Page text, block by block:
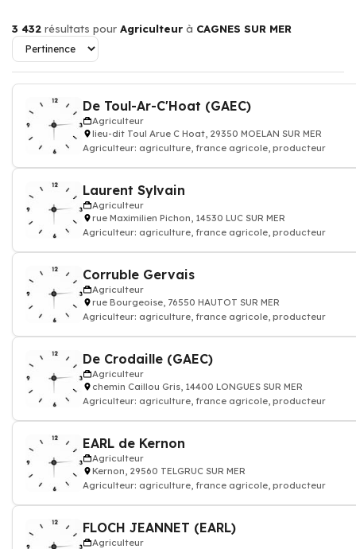
3 432 résultats pour Agriculteur à CAGNES SUR MER
De Toul-Ar-C'Hoat (GAEC)
Agriculteur
lieu-dit Toul Arue C Hoat, 29350 MOELAN SUR MER
Agriculteur: agriculture, france agricole, producteur
Laurent Sylvain
Agriculteur
rue Maximilien Pichon, 14530 LUC SUR MER
Agriculteur: agriculture, france agricole, producteur
Corruble Gervais
Agriculteur
rue Bourgeoise, 76550 HAUTOT SUR MER
Agriculteur: agriculture, france agricole, producteur
De Crodaille (GAEC)
Agriculteur
chemin Caillou Gris, 14400 LONGUES SUR MER
Agriculteur: agriculture, france agricole, producteur
EARL de Kernon
Agriculteur
Kernon, 29560 TELGRUC SUR MER
Agriculteur: agriculture, france agricole, producteur
FLOCH JEANNET (EARL)
Agriculteur